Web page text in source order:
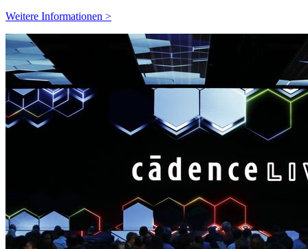
Weitere Informationen >